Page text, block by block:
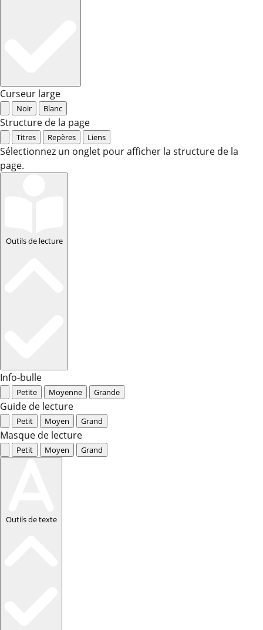
Curseur large
Noir Blanc
Structure de la page
Titres Repères Liens
Sélectionnez un onglet pour afficher la structure de la
page.
Outils de lecture
Info-bulle
Petite Moyenne Grande
Guide de lecture
Petit Moyen Grand
Masque de lecture
Petit Moyen Grand
Outils de texte